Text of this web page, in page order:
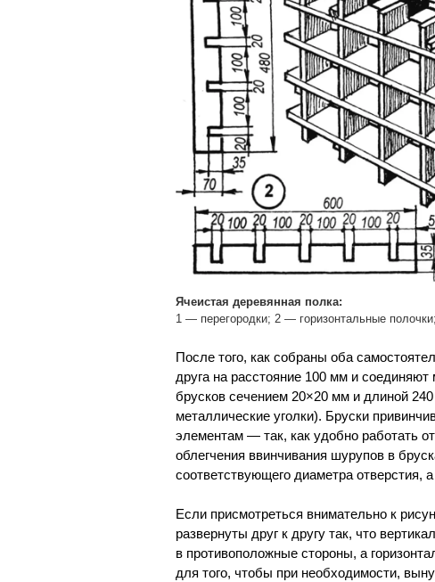
Ячеистая деревянная полка:
1 — перегородки; 2 — горизонтальные
После того, как собраны оба
друга на расстояние 100 мм и
брусков сечением 20×20 мм и длиной
металлические уголки). Бруски
элементам — так, как удобно работать
облегчения ввинчивания шурупов в
соответствующего диаметра
Если присмотреться внимательно к
развернуты друг к другу так, что
в противоположные стороны, а
для того, чтобы при необходимости,